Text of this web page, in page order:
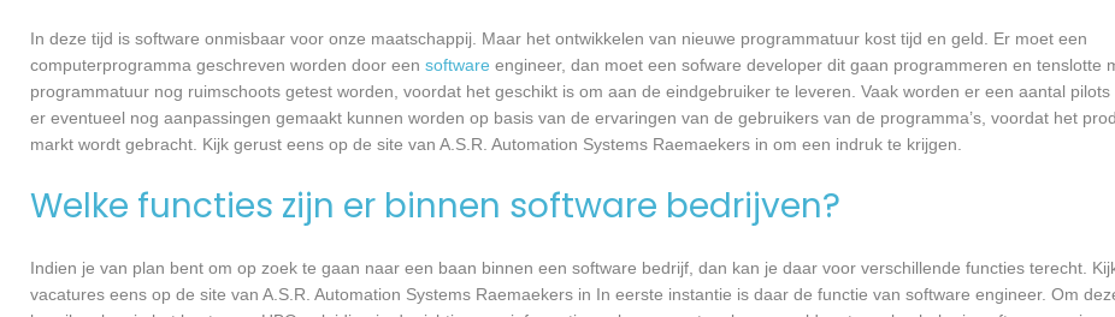
In deze tijd is software onmisbaar voor onze maatschappij. Maar het ontwikkelen van nieuwe programmatuur kost tijd en geld. Er moet een
computerprogramma geschreven worden door een software engineer, dan moet een sofware developer dit gaan programmeren en tenslotte
programmatuur nog ruimschoots getest worden, voordat het geschikt is om aan de eindgebruiker te leveren. Vaak worden er een aantal
er eventueel nog aanpassingen gemaakt kunnen worden op basis van de ervaringen van de gebruikers van de programma’s, voordat het
markt wordt gebracht. Kijk gerust eens op de site van A.S.R. Automation Systems Raemaekers in om een indruk te krijgen.
Welke functies zijn er binnen software bedrijven?
Indien je van plan bent om op zoek te gaan naar een baan binnen een software bedrijf, dan kan je daar voor verschillende functies terecht.
vacatures eens op de site van A.S.R. Automation Systems Raemaekers in In eerste instantie is daar de functie van software engineer. Om